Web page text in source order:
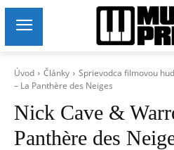
Úvod Články Sprievodca filmovou
– La Panthère des Neiges
Nick Cave &
Panthère des